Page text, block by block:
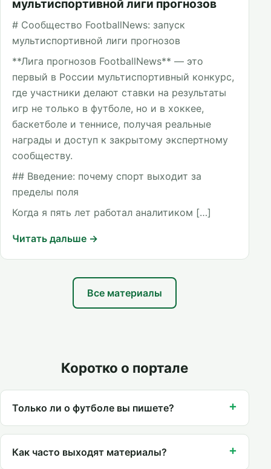
мультиспортивной лиги прогнозов
# Сообщество FootballNews: запуск
мультиспортивной лиги прогнозов
**Лига прогнозов FootballNews** — это
первый в России мультиспортивный конкурс,
где участники делают ставки на результаты
игр не только в футболе, но и в хоккее,
баскетболе и теннисе, получая реальные
награды и доступ к закрытому экспертному
сообществу.
## Введение: почему спорт выходит за
пределы поля
Когда я пять лет работал аналитиком […]
Читать дальше →
Все материалы
Коротко о портале
Только ли о футболе вы пишете?
Как часто выходят материалы?